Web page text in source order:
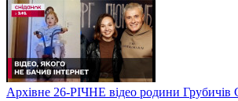
Архівне 26-РІЧНЕ відео родини